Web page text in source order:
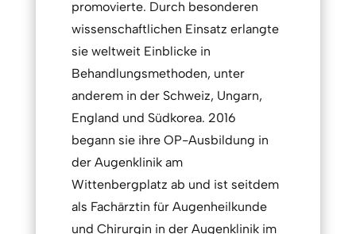
promovierte. Durch besonderen
wissenschaftlichen Einsatz erlangte
sie weltweit Einblicke in
Behandlungsmethoden, unter
anderem in der Schweiz, Ungarn,
England und Südkorea. 2016
begann sie ihre OP-Ausbildung in
der Augenklinik am
Wittenbergplatz ab und ist seitdem
als Fachärztin für Augenheilkunde
und Chirurgin in der Augenklinik im